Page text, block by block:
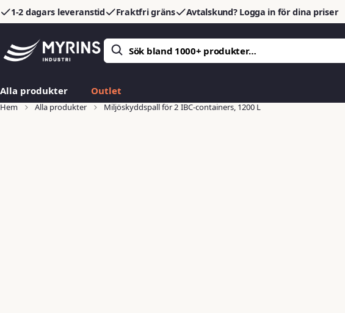
1-2 dagars leveranstid Fraktfri gräns Avtalskund? Logga in för dina priser
Alla produkter Outlet
Hem Alla produkter Miljöskyddspall för 2 IBC-containers, 1200 L